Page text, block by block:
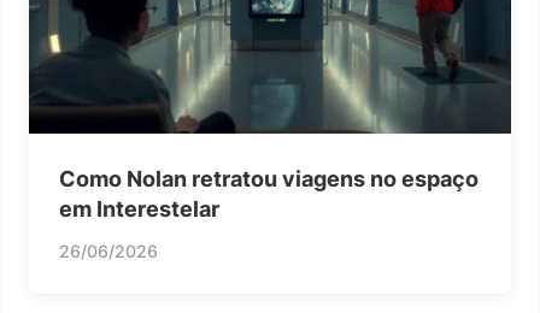
Como Nolan retratou viagens no espaço
em Interestelar
26/06/2026